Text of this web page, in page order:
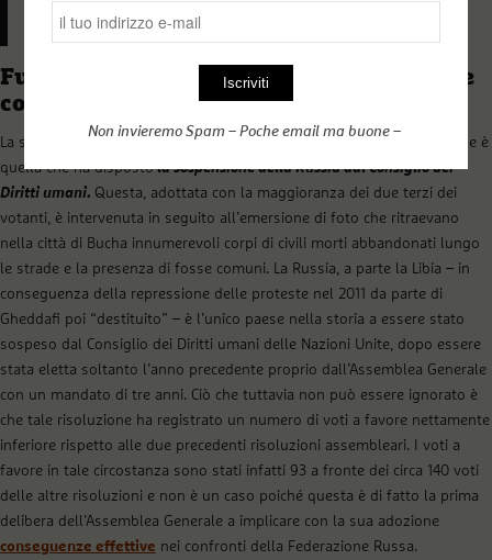
alla quale il Consiglio di Sicurezza aveva espresso il
proprio voto contrario.
Fuori dal Consiglio dei Diritti umani e le
conseguenze effettive
La successiva risoluzione dell’Assemblea Generale in sessione speciale è
quella che ha dispostola sospensione della Russia dal Consiglio dei
Diritti umani. Questa, adottata con la maggioranza dei due terzi dei
votanti, è intervenuta in seguito all’emersione di foto che ritraevano
nella città di Bucha innumerevoli corpi di civili morti abbandonati lungo
le strade e la presenza di fosse comuni. La Russia, a parte la Libia – in
conseguenza della repressione delle proteste nel 2011 da parte di
Gheddafi poi “destituito” – è l’unico paese nella storia a essere stato
sospeso dal Consiglio dei Diritti umani delle Nazioni Unite, dopo essere
stata eletta soltanto l’anno precedente proprio dall’Assemblea Generale
con un mandato di tre anni. Ciò che tuttavia non può essere ignorato è
che tale risoluzione ha registrato un numero di voti a favore nettamente
inferiore rispetto alle due precedenti risoluzioni assembleari. I voti a
favore in tale circostanza sono stati infatti 93 a fronte dei circa 140 voti
delle altre risoluzioni e non è un caso poiché questa è di fatto la prima
delibera dell’Assemblea Generale a implicare con la sua adozione
conseguenze effettive nei confronti della Federazione Russa.
Non invieremo Spam – Poche email ma buone –